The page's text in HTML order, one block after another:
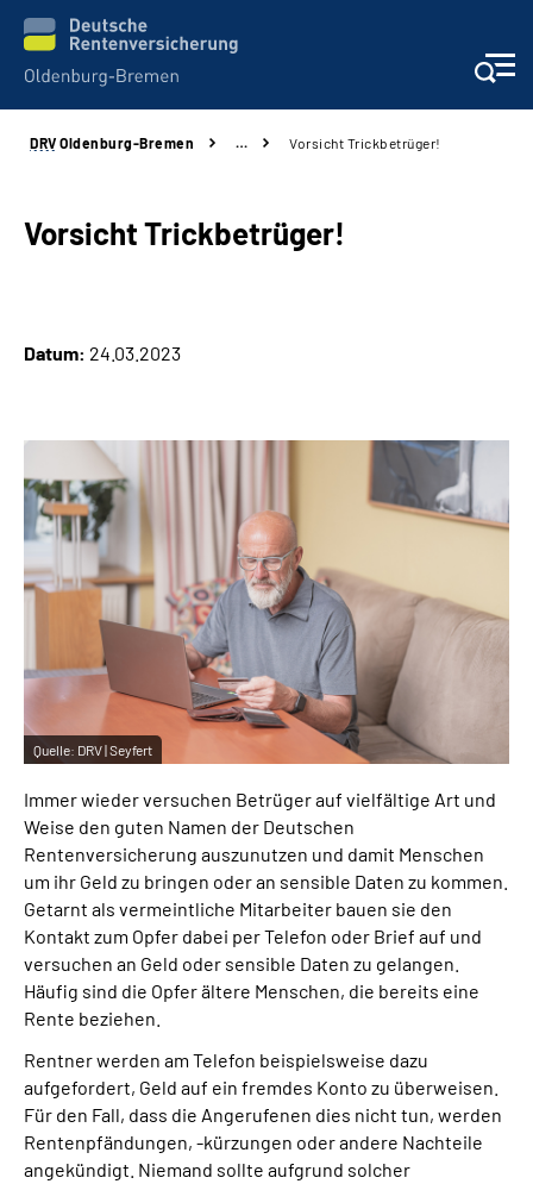
Services
Beratung und Kontakt
Karriere
Über Uns
Inhalte in Gebärdensprache (DGS)
Leichte Sprache
Suche
DRV Oldenburg-Bremen … Vorsicht Trickbetrüger!
Vorsicht Trickbetrüger!
Datum: 24.03.2023
Quelle: DRV | Seyfert
Immer wieder versuchen Betrüger auf vielfältige Art und
Weise den guten Namen der Deutschen
Rentenversicherung auszunutzen und damit Menschen
um ihr Geld zu bringen oder an sensible Daten zu kommen.
Getarnt als vermeintliche Mitarbeiter bauen sie den
Kontakt zum Opfer dabei per Telefon oder Brief auf und
versuchen an Geld oder sensible Daten zu gelangen.
Häufig sind die Opfer ältere Menschen, die bereits eine
Rente beziehen.
Rentner werden am Telefon beispielsweise dazu
aufgefordert, Geld auf ein fremdes Konto zu überweisen.
Für den Fall, dass die Angerufenen dies nicht tun, werden
Rentenpfändungen, -kürzungen oder andere Nachteile
angekündigt. Niemand sollte aufgrund solcher